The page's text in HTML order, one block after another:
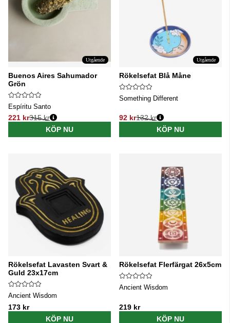
Utgående
Buenos Aires Sahumador
Grön
Espíritu Santo
221 kr
Ordinarie pris:
315 kr
KÖP NU
Utgående
Rökelsefat Blå Måne
Something Different
92 kr
Ordinarie pris:
132 kr
KÖP NU
Rökelsefat Lavasten Svart &
Guld 23x17cm
Ancient Wisdom
173 kr
KÖP NU
Rökelsefat Flerfärgat 26x5cm
Ancient Wisdom
219 kr
KÖP NU